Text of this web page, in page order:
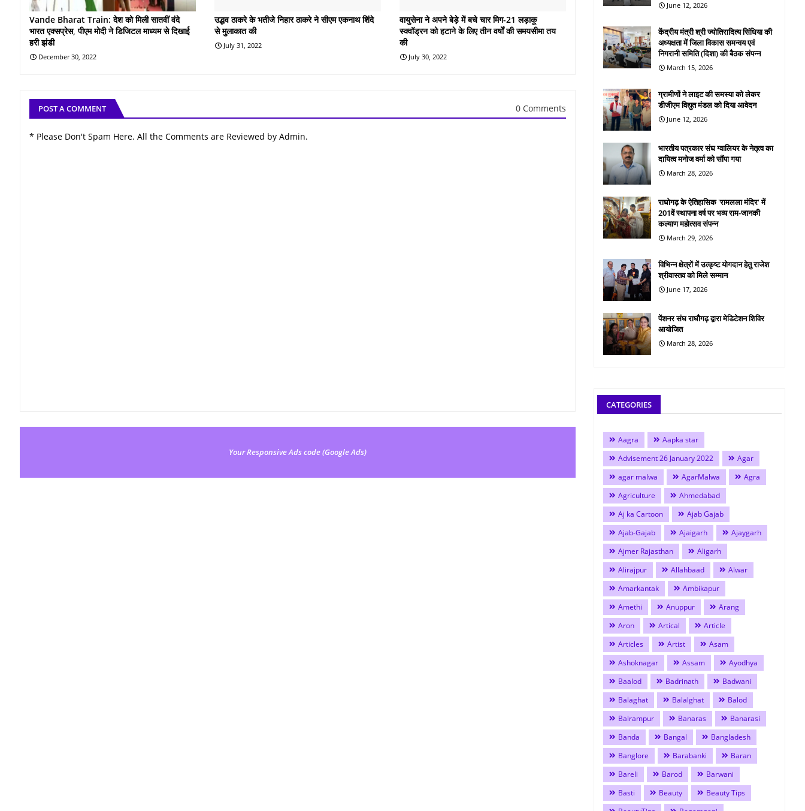
Vande Bharat Train: देश को मिली सातवीं वंदे
भारत एक्सप्रेस, पीएम मोदी ने डिजिटल माध्यम से दिखाई
हरी झंडी
December 30, 2022
उद्धव ठाकरे के भतीजे निहार ठाकरे ने सीएम एकनाथ शिंदे
से मुलाकात की
July 31, 2022
वायुसेना ने अपने बेड़े में बचे चार मिग-21 लड़ाकू
स्‍क्‍वॉड्रन को हटाने के लिए तीन वर्षों की समयसीमा तय
की
July 30, 2022
POST A COMMENT 0 Comments
* Please Don't Spam Here. All the Comments are Reviewed by Admin.
Your Responsive Ads code (Google Ads)
June 12, 2026
केंद्रीय मंत्री श्री ज्योतिरादित्य सिंधिया की
अध्यक्षता में जिला विकास समन्वय एवं
निगरानी समिति (दिशा) की बैठक संपन्न
March 15, 2026
ग्रामीणों ने लाइट की समस्या को लेकर
डीजीएम विद्युत मंडल को दिया आवेदन
June 12, 2026
भारतीय पत्रकार संघ ग्वालियर के नेतृत्व का
दायित्व मनोज वर्मा को सौंपा गया
March 28, 2026
राघोगढ़ के ऐतिहासिक 'रामलला मंदिर' में
201वें स्थापना वर्ष पर भव्य राम-जानकी
कल्याण महोत्सव संपन्न
March 29, 2026
विभिन्न क्षेत्रों में उत्कृष्ट योगदान हेतु राजेश
श्रीवास्तव को मिले सम्मान
June 17, 2026
पेंशनर संघ राघौगढ़ द्वारा मेडिटेशन शिविर
आयोजित
March 28, 2026
CATEGORIES
Aagra
Aapka star
Advisement 26 January 2022
Agar
agar malwa
AgarMalwa
Agra
Agriculture
Ahmedabad
Aj ka Cartoon
Ajab Gajab
Ajab-Gajab
Ajaigarh
Ajaygarh
Ajmer Rajasthan
Aligarh
Alirajpur
Allahbaad
Alwar
Amarkantak
Ambikapur
Amethi
Anuppur
Arang
Aron
Artical
Article
Articles
Artist
Asam
Ashoknagar
Assam
Ayodhya
Baalod
Badrinath
Badwani
Balaghat
Balalghat
Balod
Balrampur
Banaras
Banarasi
Banda
Bangal
Bangladesh
Banglore
Barabanki
Baran
Bareli
Barod
Barwani
Basti
Beauty
Beauty Tips